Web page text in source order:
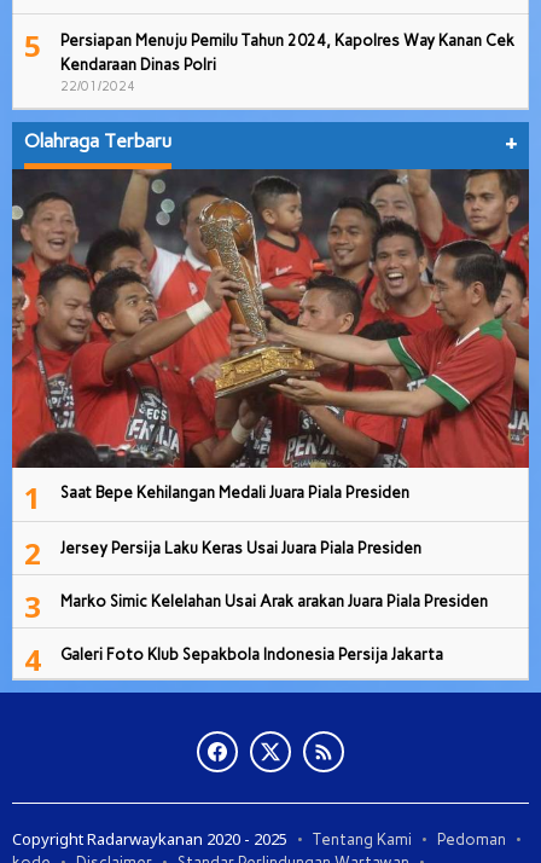
5
Persiapan Menuju Pemilu Tahun 2024, Kapolres Way Kanan Cek
Kendaraan Dinas Polri
22/01/2024
Olahraga Terbaru +
1 Saat Bepe Kehilangan Medali Juara Piala Presiden
2 Jersey Persija Laku Keras Usai Juara Piala Presiden
3 Marko Simic Kelelahan Usai Arak arakan Juara Piala Presiden
4 Galeri Foto Klub Sepakbola Indonesia Persija Jakarta
Copyright Radarwaykanan 2020 - 2025 Tentang Kami
Pedoman